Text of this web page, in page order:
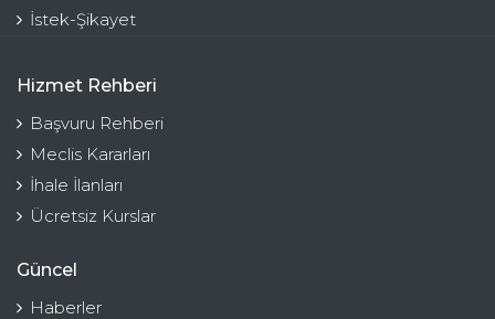
İstek-Şikayet
Hizmet Rehberi
Başvuru Rehberi
Meclis Kararları
İhale İlanları
Ücretsiz Kurslar
Güncel
Haberler